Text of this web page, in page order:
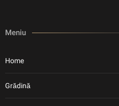
Meniu
Home
Grădină